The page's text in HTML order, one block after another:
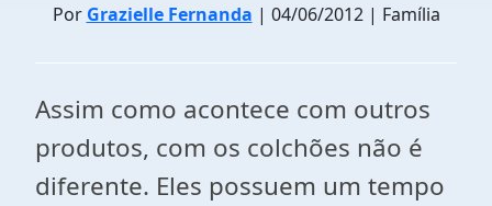
Por Grazielle Fernanda | 04/06/2012 | Família
Assim como acontece com outros
produtos, com os colchões não é
diferente. Eles possuem um tempo